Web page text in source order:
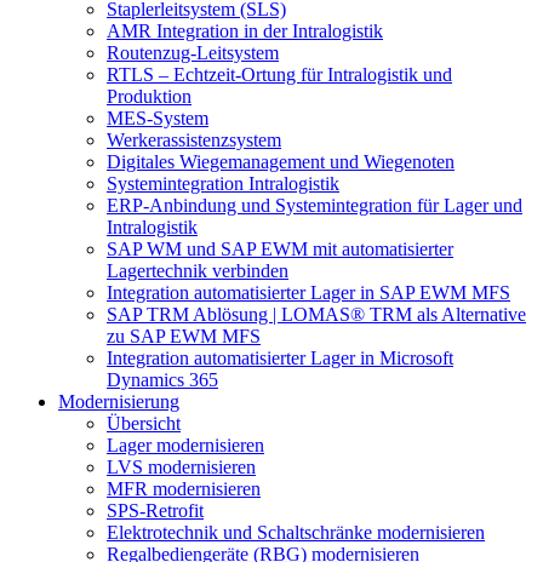
Staplerleitsystem (SLS)
AMR Integration in der Intralogistik
Routenzug-Leitsystem
RTLS – Echtzeit-Ortung für Intralogistik und
Produktion
MES-System
Werkerassistenzsystem
Digitales Wiegemanagement und Wiegenoten
Systemintegration Intralogistik
ERP-Anbindung und Systemintegration für Lager und
Intralogistik
SAP WM und SAP EWM mit automatisierter
Lagertechnik verbinden
Integration automatisierter Lager in SAP EWM MFS
SAP TRM Ablösung | LOMAS® TRM als Alternative
zu SAP EWM MFS
Integration automatisierter Lager in Microsoft
Dynamics 365
Modernisierung
Übersicht
Lager modernisieren
LVS modernisieren
MFR modernisieren
SPS-Retrofit
Elektrotechnik und Schaltschränke modernisieren
Regalbediengeräte (RBG) modernisieren